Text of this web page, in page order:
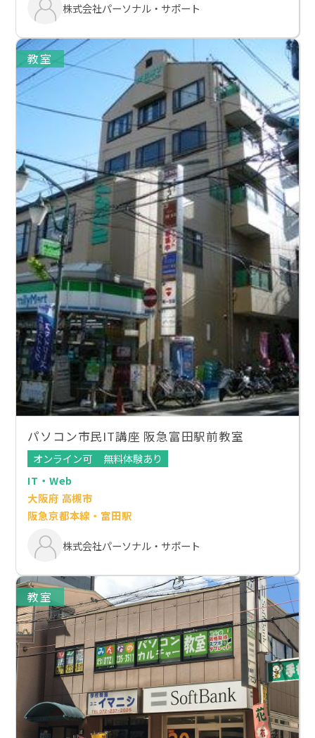
株式会社パーソナル・サポート
教室
パソコン市民IT講座 阪急富田駅前教室
オンライン可
無料体験あり
IT・Web
大阪府 高槻市
阪急京都本線・富田駅
株式会社パーソナル・サポート
教室